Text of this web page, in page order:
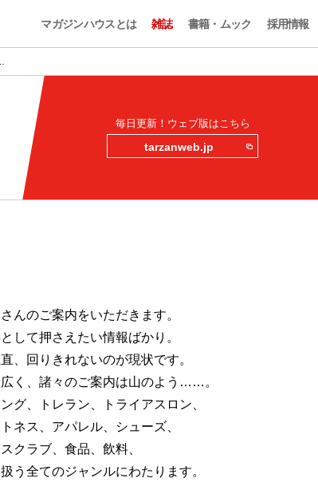
マガジンハウスとは 雑誌 書籍・ムック 採用情報
毎日更新！ウェブ版はこちら
tarzanweb.jp
んのご案内をいただきます。
て押さえたい情報ばかり。
、回りきれないのが現状です。
く、諸々のご案内は山のよう……。
グ、トレラン、トライアスロン、
ネス、アパレル、シューズ、
クラブ、食品、飲料、
う全てのジャンルにわたります。